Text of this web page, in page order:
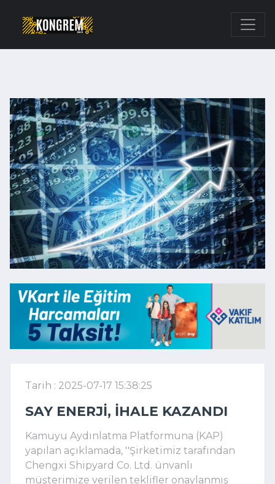
Tarih : 2025-07-17 15:38:25
SAY ENERJI, IHALE KAZANDI
Kamuyu Aydınlatma Platformuna (KAP)
yapılan açıklamada, ''Şirketimiz tarafından
Chengxi Shipyard Co. Ltd. ünvanlı
müşterimize verilen teklifler onaylanmış